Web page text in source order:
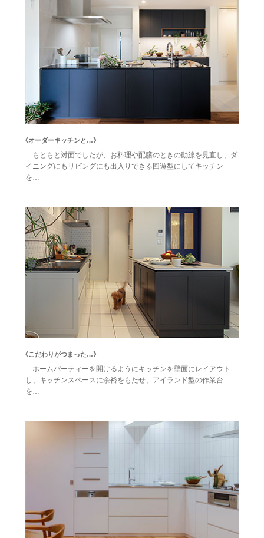
《オーダーキッチンと…》
もともと対面でしたが、お料理や配膳のときの動線を見直し、ダ
イニングにもリビングにも出入りできる回遊型にしてキッチン
を…
《こだわりがつまった…》
ホームパーティーを開けるようにキッチンを壁面にレイアウト
し、キッチンスペースに余裕をもたせ、アイランド型の作業台
を…